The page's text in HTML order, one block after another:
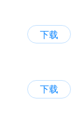
下载
下载